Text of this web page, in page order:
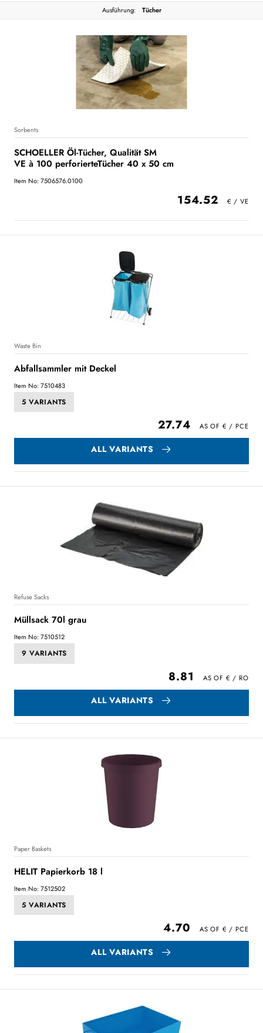
Ausführung: Tücher
Sorbents
SCHOELLER Öl-Tücher, Qualität SM
VE à 100 perforierteTücher 40 x 50 cm
Item No: 7506576.0100
154.52
Waste Bin
Abfallsammler mit Deckel
Item No: 7510483
5 VARIANTS
27.74
ALL VARIANTS
Refuse Sacks
Müllsack 70l grau
Item No: 7510512
9 VARIANTS
8.81
ALL VARIANTS
Paper Baskets
HELIT Papierkorb 18 l
Item No: 7512502
5 VARIANTS
4.70
ALL VARIANTS